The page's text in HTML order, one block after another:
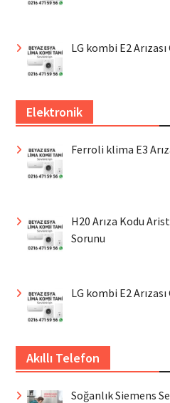
LG kombi E2
Elektronik
Ferroli klima E3
H20 Arıza Kodu
Sorunu
LG kombi E2
Akıllı Telefon
Soğanlık Siemens